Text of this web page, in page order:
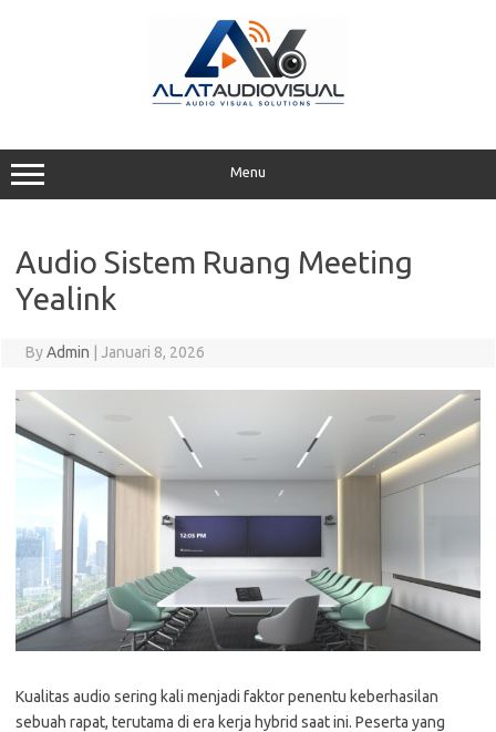
Menu
Audio Sistem Ruang Meeting
Yealink
ByAdmin Januari 8, 2026
Kualitas audio sering kali menjadi faktor penentu keberhasilan
sebuah rapat, terutama di era kerja hybrid saat ini. Peserta yang